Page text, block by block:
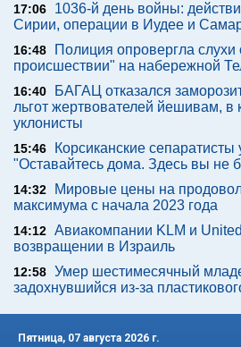
17:06
1036-й день войны:
Сирии, операции в Иудее и
16:48
Полиция опровергла
происшествии" на набережной
16:40
БАГАЦ отказался
льгот жертвователей йешивам, в
уклонисты
15:46
Корсиканские
"Оставайтесь дома. Здесь вы не
14:32
Мировые цены на
максимума с начала 2023 года
14:12 Авиакомпании KLM и
возвращении в Израиль
12:58 Умер шестимесячный
задохнувшийся из-за
Пятница, 07 августа 2026 г.